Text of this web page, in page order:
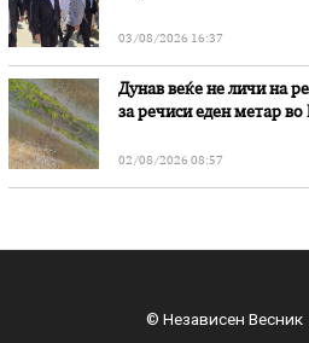
03/08/2026 16:37
Дунав веќе не личи на
за речиси еден метар во
02/08/2026 08:57
© Независен